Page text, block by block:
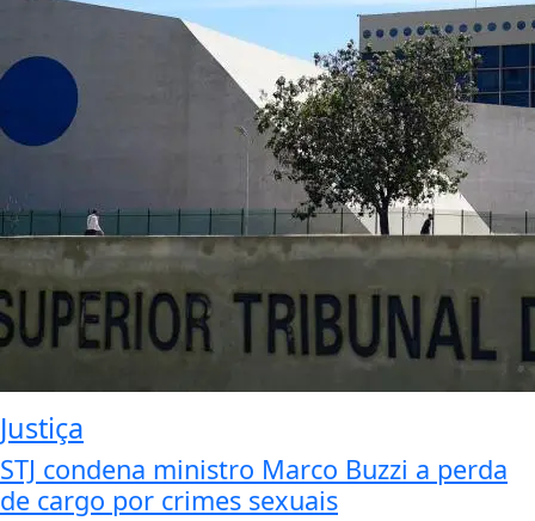
Justiça
STJ condena ministro Marco Buzzi a perda
de cargo por crimes sexuais